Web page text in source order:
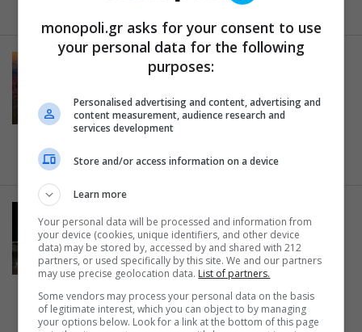
ΠΕΡΙΕΡΓΑ
Το ελληνικό “χανάμι”: Οι
ανθισμένες ροδακινιές της
Βέροιας σηματοδοτούν την
έναρξη της άνοιξης
20.03.2025
Πώς δείχνει το ηλιοβασίλεμα από
το φεγγάρι; Η NASA δημοσιεύει
τις πρώτες υψηλής ευκρίνειας
εικόνες
19.03.2025
monopoli.gr asks for your consent to use
your personal data for the following
purposes:
Personalised advertising and content, advertising and
content measurement, audience research and
services development
Store and/or access information on a device
Learn more
Your personal data will be processed and information from
your device (cookies, unique identifiers, and other device
data) may be stored by, accessed by and shared with 212
partners, or used specifically by this site. We and our partners
may use precise geolocation data. List of partners.
Some vendors may process your personal data on the basis
of legitimate interest, which you can object to by managing
your options below. Look for a link at the bottom of this page